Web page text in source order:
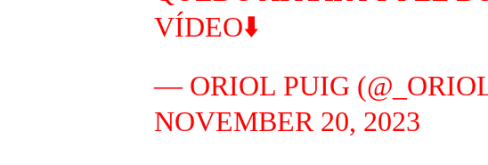
VÍDEO⬇️
— ORIOL PUIG
NOVEMBER 20, 2023